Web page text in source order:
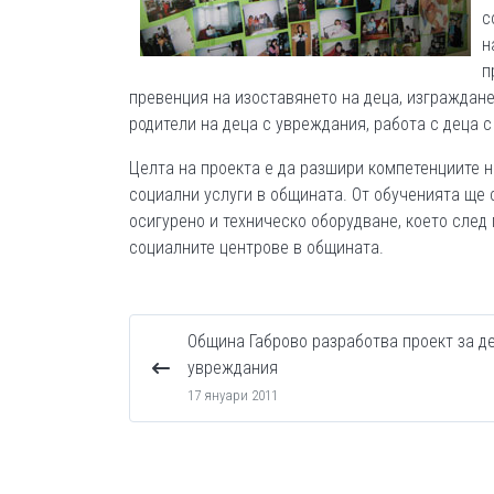
превенция на изоставянето на деца,
родители на деца с увреждания, работа с деца
Целта на проекта е да разшири компетенциите
социални услуги в общината. От обученията
осигурено и техническо оборудване, което
социалните центрове в общината.
Община Габрово разработва проект за
увреждания
17 януари 2011